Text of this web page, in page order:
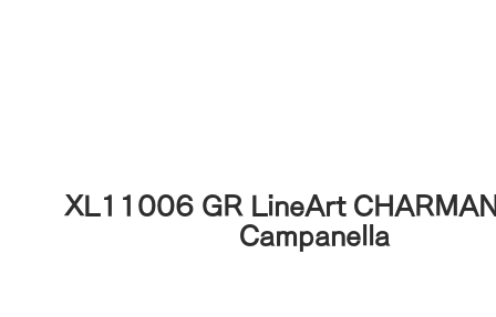
XL11006 GR LineArt
Campanella